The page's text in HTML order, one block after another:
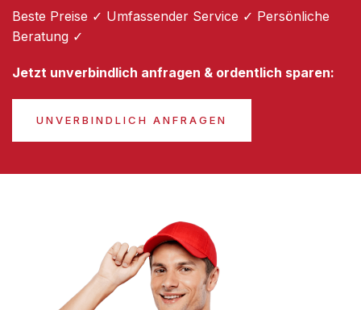
Beste Preise ✓ Umfassender Service ✓ Persönliche
Beratung ✓
Jetzt unverbindlich anfragen & ordentlich sparen:
UNVERBINDLICH ANFRAGEN